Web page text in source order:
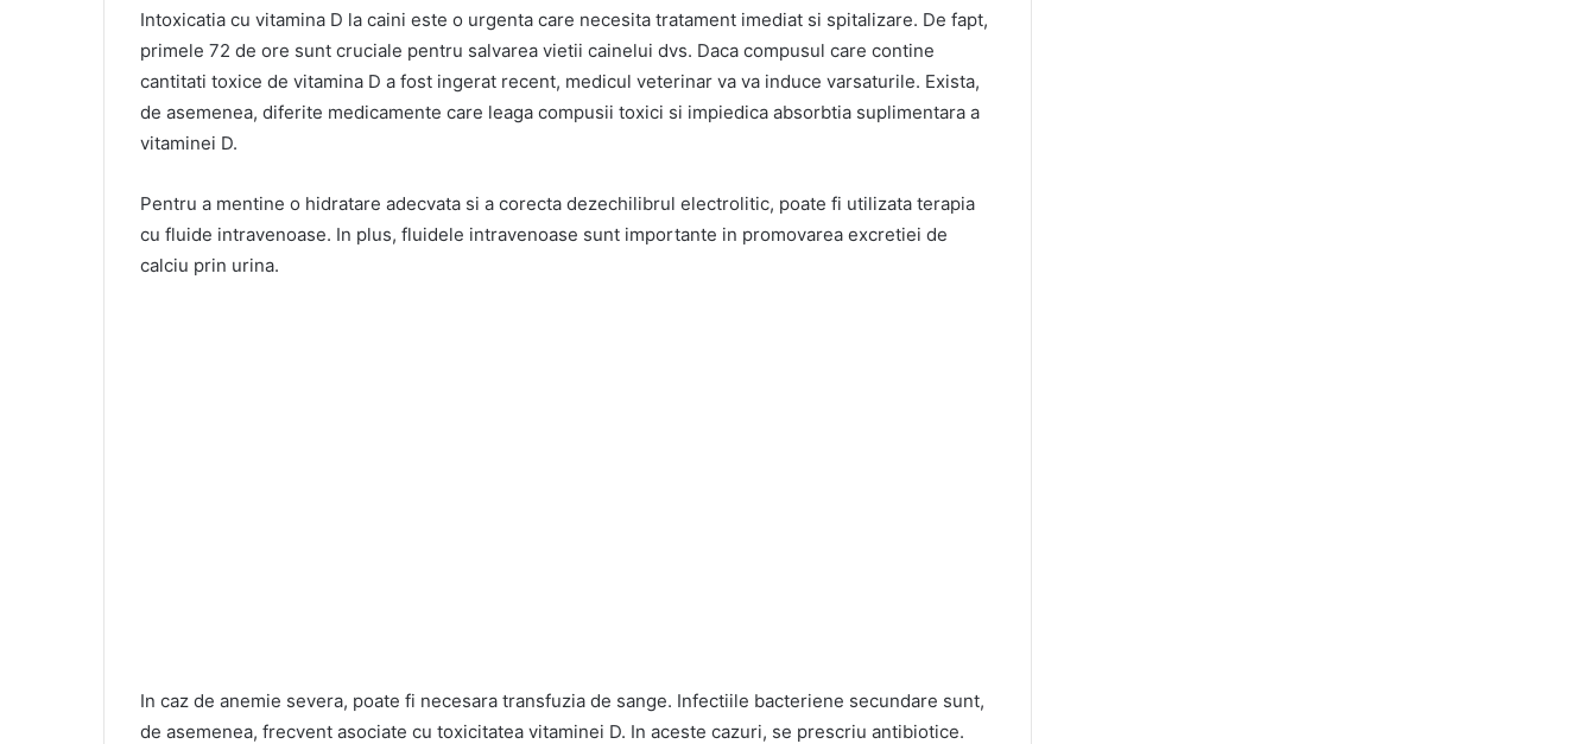
Intoxicatia cu vitamina D la caini este o urgenta care necesita tratament imediat si spitalizare. De fapt,
primele 72 de ore sunt cruciale pentru salvarea vietii cainelui dvs. Daca compusul care contine
cantitati toxice de vitamina D a fost ingerat recent, medicul veterinar va va induce varsaturile. Exista,
de asemenea, diferite medicamente care leaga compusii toxici si impiedica absorbtia suplimentara a
vitaminei D.
Pentru a mentine o hidratare adecvata si a corecta dezechilibrul electrolitic, poate fi utilizata terapia
cu fluide intravenoase. In plus, fluidele intravenoase sunt importante in promovarea excretiei de
calciu prin urina.
In caz de anemie severa, poate fi necesara transfuzia de sange. Infectiile bacteriene secundare sunt,
de asemenea, frecvent asociate cu toxicitatea vitaminei D. In aceste cazuri, se prescriu antibiotice.